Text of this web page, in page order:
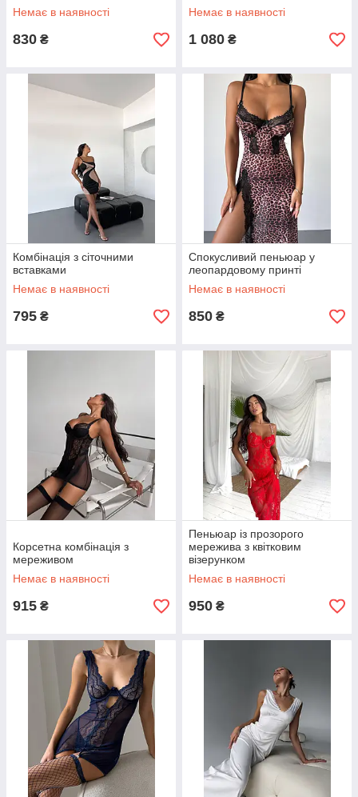
Немає в наявності
830 ₴
Немає в наявності
1 080 ₴
Комбінація з сіточними
вставками
Немає в наявності
795 ₴
Спокусливий пеньюар у
леопардовому принті
Немає в наявності
850 ₴
Корсетна комбінація з
мереживом
Немає в наявності
915 ₴
Пеньюар із прозорого
мережива з квітковим
візерунком
Немає в наявності
950 ₴